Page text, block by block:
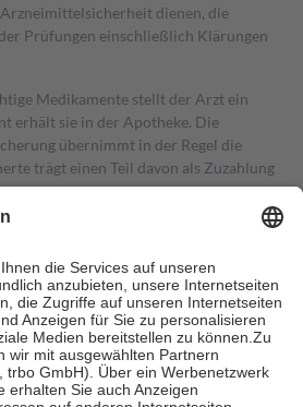
dienen, die
Prüfungen einschließlich Klärungen
Medikamente stellt der Arzt ein
erhält sie in der Apotheke. Die
übernimmt in der Regel die
trägt einen Teil davon als Zuzahlung
Zuzahlungen in Höhe von zehn
sind jedoch nie mehr als die tatsächlichen
auch für Online-Apotheken.
Krankenpflege beträgt die
Kosten sowie zehn Euro je
für ihre eigene Gesundheit zu